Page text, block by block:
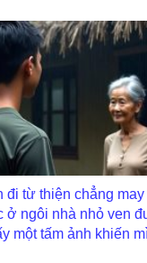
đi từ thiện chẳng
ở ngôi nhà nhỏ ven
một tấm ảnh khiến